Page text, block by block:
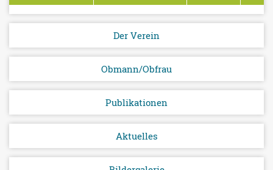
Der Verein
Obmann/Obfrau
Publikationen
Aktuelles